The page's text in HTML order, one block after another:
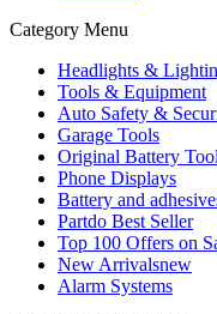
Category Menu
Headlights &
Tools & Equipment
Auto Safety &
Garage Tools
Original Battery
Phone Displays
Battery and
Partdo Best Seller
Top 100 Offers on
New Arrivalsnew
Alarm Systems